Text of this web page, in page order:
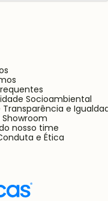
Socioambiental
Transparência e
nosso time
e Ética